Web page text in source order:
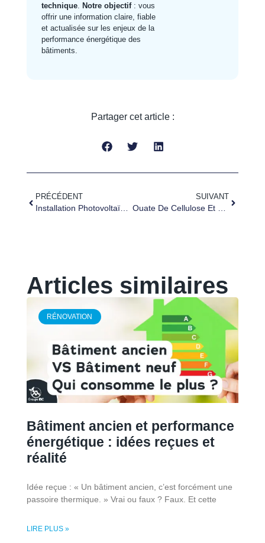
technique. Notre objectif: vous
offrir une information claire, fiable
et actualisée sur les enjeux de la
performance énergétique des
bâtiments.
Partager cet article :
PRÉCÉDENT
Installation Photovoltaïque 100 KWc À Bellegarde
SUIVANT
Articles similaires
RÉNOVATION
Bâtiment ancien et performance
énergétique : idées reçues et
réalité
Idée reçue : « Un bâtiment ancien, c’est forcément une
passoire thermique. » Vrai ou faux ? Faux. Et cette
LIRE PLUS »